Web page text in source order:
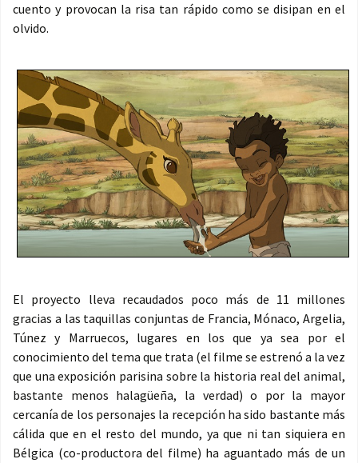
cuento y provocan la risa tan rápido como se disipan en el
olvido.
El proyecto lleva recaudados poco más de 11 millones
gracias a las taquillas conjuntas de Francia, Mónaco, Argelia,
Túnez y Marruecos, lugares en los que ya sea por el
conocimiento del tema que trata (el filme se estrenó a la vez
que una exposición parisina sobre la historia real del animal,
bastante menos halagüeña, la verdad) o por la mayor
cercanía de los personajes la recepción ha sido bastante más
cálida que en el resto del mundo, ya que ni tan siquiera en
Bélgica (co-productora del filme) ha aguantado más de un